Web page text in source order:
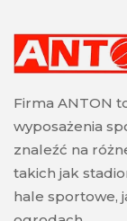
Firma ANTON
wyposażenia
znaleźć na
takich jak
hale sportowe,